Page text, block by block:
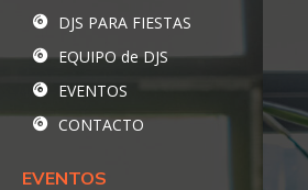
DJS PARA FIESTAS
EQUIPO de DJS
EVENTOS
CONTACTO
EVENTOS